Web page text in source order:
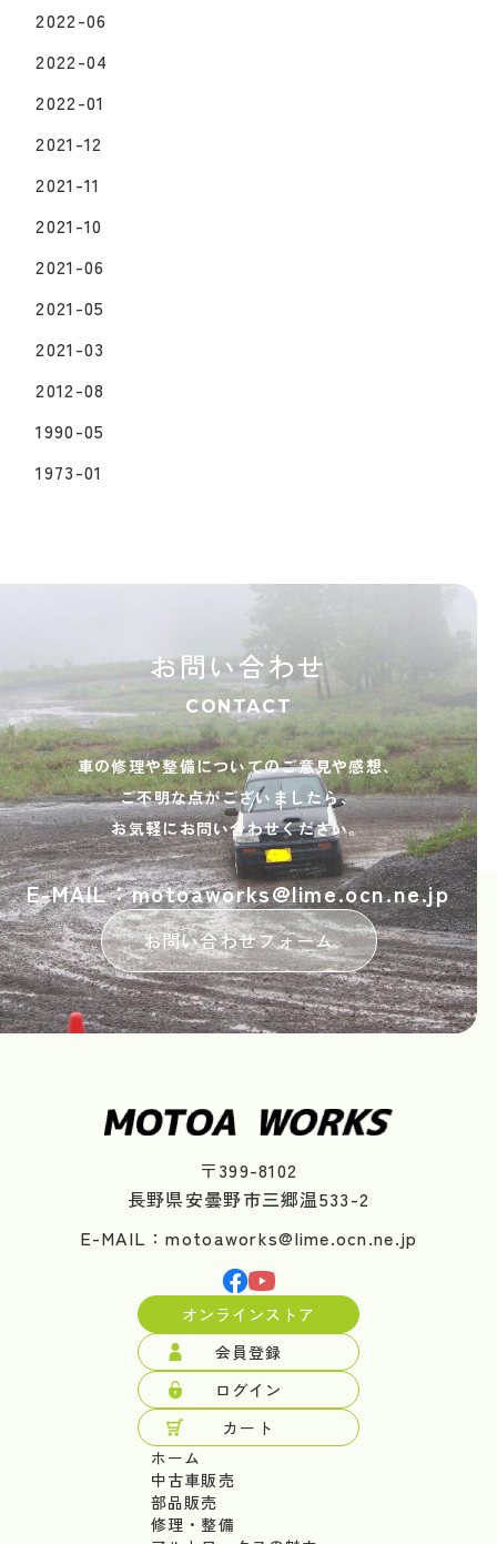
2022-06
2022-04
2022-01
2021-12
2021-11
2021-10
2021-06
2021-05
2021-03
2012-08
1990-05
1973-01
お問い合わせ
CONTACT
車の修理や整備についてのご意見や感想、
ご不明な点がございましたら、
お気軽にお問い合わせください。
E-MAIL：motoaworks@lime.ocn.ne.jp
お問い合わせフォーム
〒399-8102
長野県安曇野市三郷温533-2
E-MAIL：motoaworks@lime.ocn.ne.jp
ホーム
中古車販売
部品販売
修理・整備
オンラインストア
会員登録
ログイン
カート